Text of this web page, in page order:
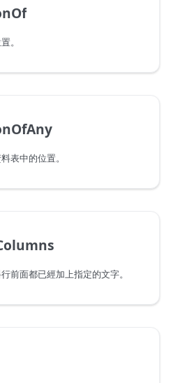
。
表中的位置。
前面都已經加上指定的文字。